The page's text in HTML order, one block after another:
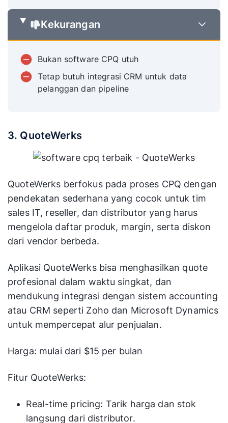
Kekurangan
Bukan software CPQ utuh
Tetap butuh integrasi CRM untuk data
pelanggan dan pipeline
3. QuoteWerks
QuoteWerks berfokus pada proses CPQ dengan
pendekatan sederhana yang cocok untuk tim
sales IT, reseller, dan distributor yang harus
mengelola daftar produk, margin, serta diskon
dari vendor berbeda.
Aplikasi QuoteWerks bisa menghasilkan quote
profesional dalam waktu singkat, dan
mendukung integrasi dengan sistem accounting
atau CRM seperti Zoho dan Microsoft Dynamics
untuk mempercepat alur penjualan.
Harga: mulai dari $15 per bulan
Fitur QuoteWerks:
Real-time pricing: Tarik harga dan stok
langsung dari distributor.